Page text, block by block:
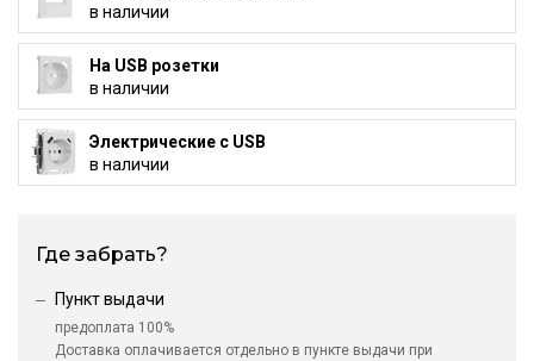
в наличии
На USB розетки
в наличии
Электрические с USB
в наличии
Где забрать?
Пункт выдачи
предоплата 100%
Доставка оплачивается отдельно в пункте выдачи при